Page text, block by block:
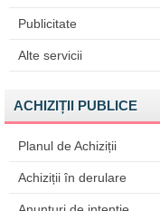
Publicitate
Alte servicii
ACHIZIȚII PUBLICE
Planul de Achiziții
Achiziții în derulare